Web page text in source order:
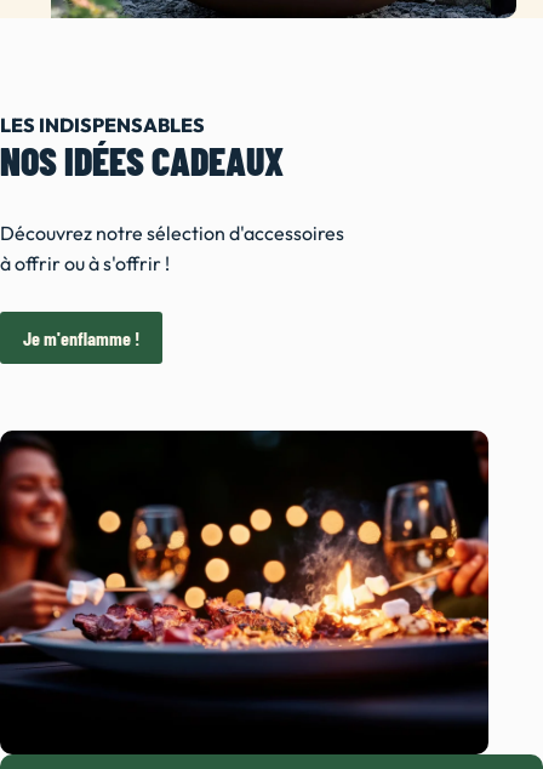
LES INDISPENSABLES
NOS IDÉES CADEAUX
Découvrez notre sélection d'accessoires
à offrir ou à s'offrir !
Je m'enflamme !